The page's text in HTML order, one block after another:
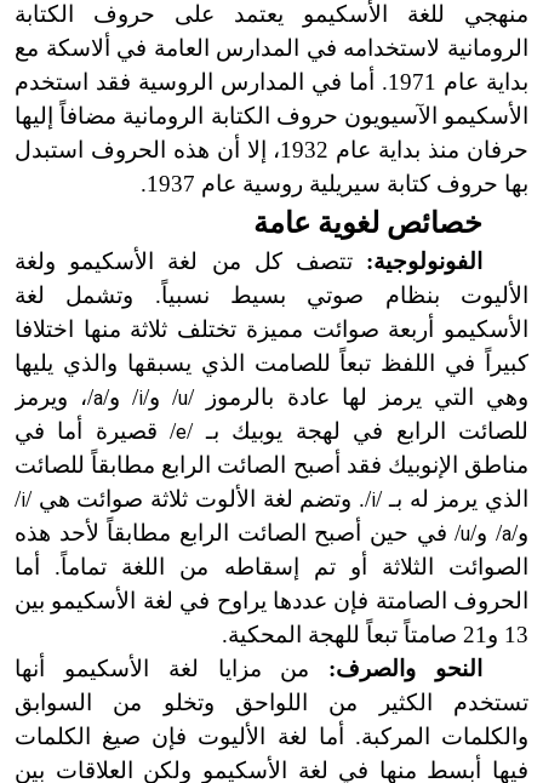
منهجي للغة الأسكيمو يعتمد على حروف الكتابة
الرومانية لاستخدامه في المدارس العامة في ألاسكة مع
بداية عام 1971. أما في المدارس الروسية فقد استخدم
الأسكيمو الآسيويون حروف الكتابة الرومانية مضافاً إليها
حرفان منذ بداية عام 1932، إلا أن هذه الحروف استبدل
بها حروف كتابة سيريلية روسية عام 1937.
خصائص لغوية عامة
الفونولوجية: تتصف كل من لغة الأسكيمو ولغة
الأليوت بنظام صوتي بسيط نسبياً. وتشمل لغة
الأسكيمو أربعة صوائت مميزة تختلف ثلاثة منها اختلافا
كبيراً في اللفظ تبعاً للصامت الذي يسبقها والذي يليها
وهي التي يرمز لها عادة بالرموز /u/ و/i/ و/a/، ويرمز
للصائت الرابع في لهجة يوبيك بـ /e/ قصيرة أما في
مناطق الإنوبيك فقد أصبح الصائت الرابع مطابقاً للصائت
الذي يرمز له بـ /i/. وتضم لغة الألوت ثلاثة صوائت هي /i
/
و/a/ و/u/ في حين أصبح الصائت الرابع مطابقاً لأحد هذه
الصوائت الثلاثة أو تم إسقاطه من اللغة تماماً. أما
الحروف الصامتة فإن عددها يراوح في لغة الأسكيمو بين
13 و21 صامتاً تبعاً للهجة المحكية.
النحو والصرف: من مزايا لغة الأسكيمو أنها
تستخدم الكثير من اللواحق وتخلو من السوابق
والكلمات المركبة. أما لغة الأليوت فإن صيغ الكلمات
فيها أبسط منها في لغة الأسكيمو ولكن العلاقات بين